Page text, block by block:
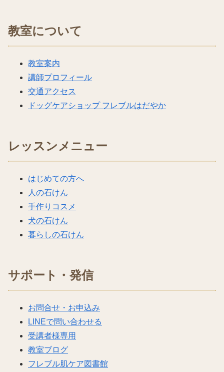
教室について
教室案内
講師プロフィール
交通アクセス
ドッグケアショップ フレブルはだやか
レッスンメニュー
はじめての方へ
人の石けん
手作りコスメ
犬の石けん
暮らしの石けん
サポート・発信
お問合せ・お申込み
LINEで問い合わせる
受講者様専用
教室ブログ
フレブル肌ケア図書館